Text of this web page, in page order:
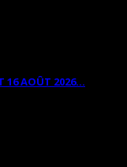
16 AOÛT 2026...